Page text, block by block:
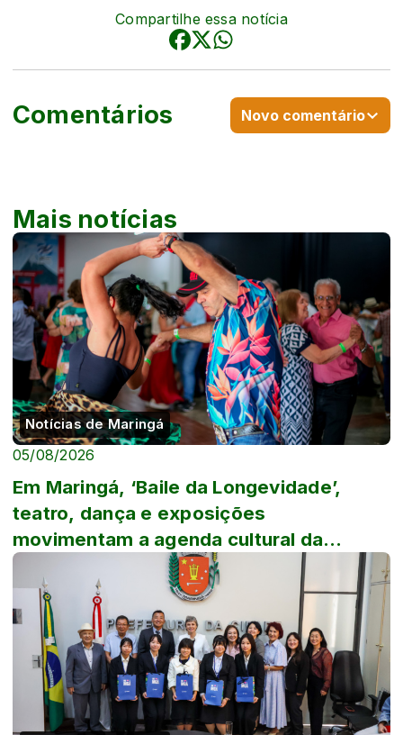
Compartilhe essa notícia
Comentários Novo comentário
Mais notícias
Notícias de Maringá
05/08/2026
Em Maringá, ‘Baile da Longevidade’,
teatro, dança e exposições
movimentam a agenda cultural da
semana